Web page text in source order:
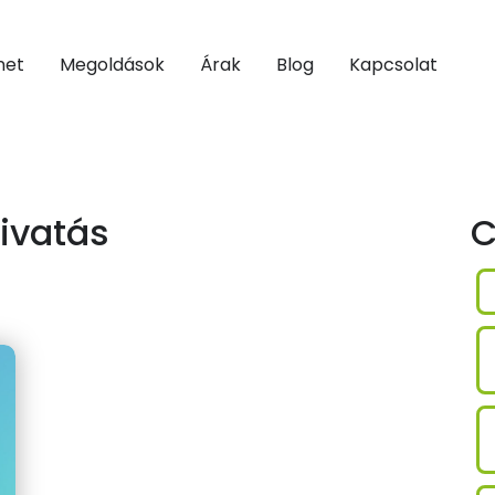
Megoldások Árak Blog Kapcsolat